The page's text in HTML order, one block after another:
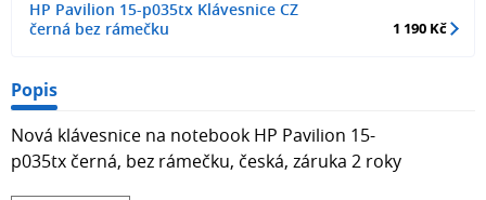
HP Pavilion 15-p035tx Klávesnice CZ
černá bez rámečku
1 190 Kč
Popis
Nová klávesnice na notebook HP Pavilion 15-
p035tx černá, bez rámečku, česká, záruka 2 roky